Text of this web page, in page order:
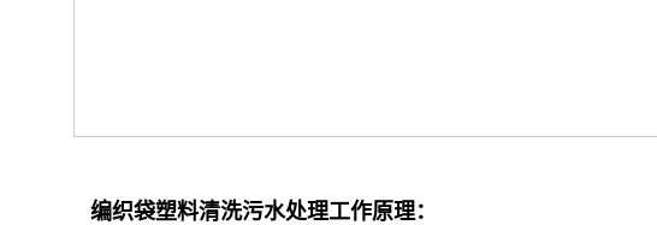
编织袋塑料清洗污水处理工作原理：